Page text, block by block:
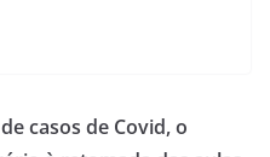
casos de Covid, o